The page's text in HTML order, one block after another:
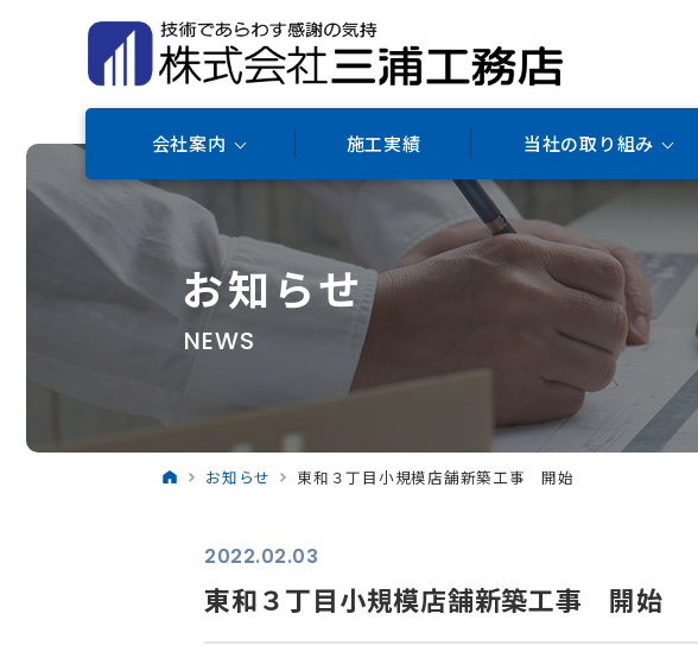
会社案内 施工実績 当社の取り組み
お知らせ
NEWS
お知らせ 東和３丁目小規模店舗新築工事 開始
2022.02.03
東和３丁目小規模店舗新築工事 開始